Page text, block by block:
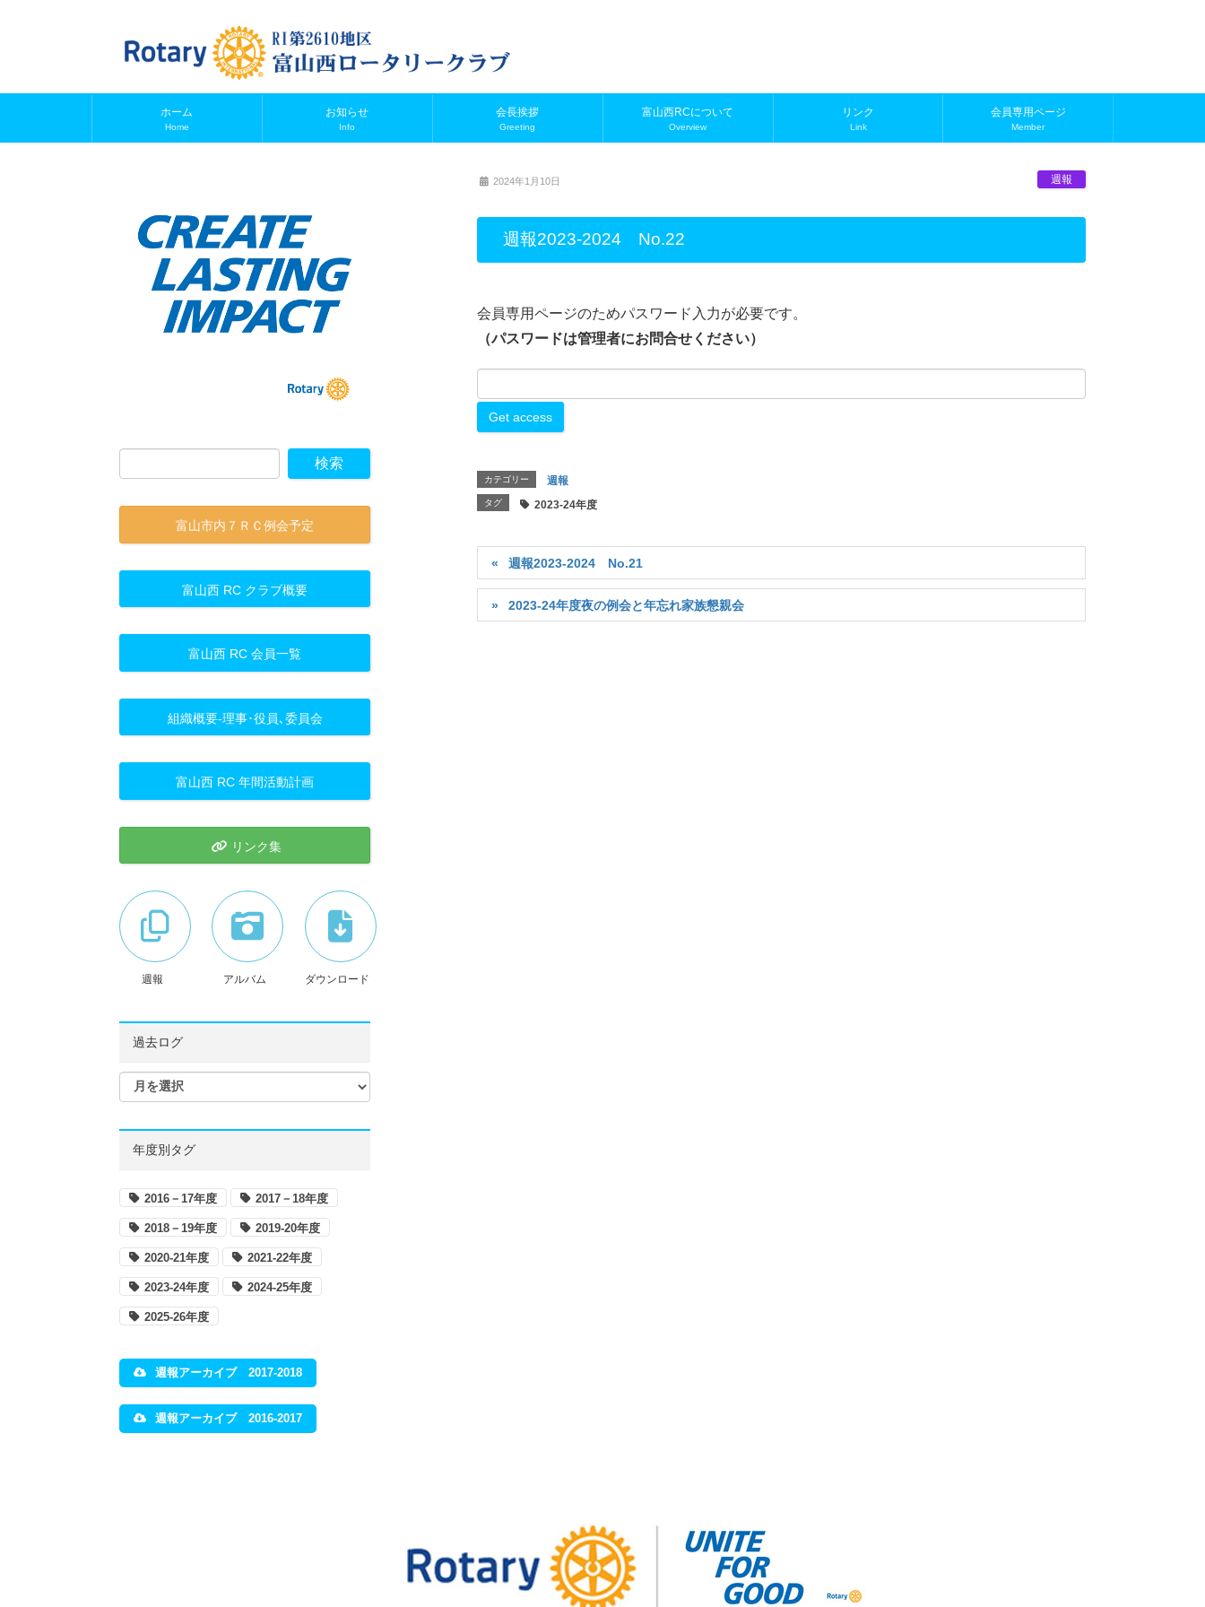
ホーム
Home
お知らせ
Info
会長挨拶
Greeting
富山西RCについて
Overview
リンク
Link
会員専用ページ
Member
2024年1月10日 週報
週報2023-2024 No.22
会員専用ページのためパスワード入力が必要です。
（パスワードは管理者にお問合せください）
カテゴリー 週報
タグ 2023-24年度
週報2023-2024 No.21
2023-24年度夜の例会と年忘れ家族懇親会
富山市内７ＲＣ例会予定
富山西 RC クラブ概要
富山西 RC 会員一覧
組織概要-理事･役員､委員会
富山西 RC 年間活動計画
リンク集
週報 アルバム ダウンロード
過去ログ
年度別タグ
2016－17年度 2017－18年度
2018－19年度 2019-20年度
2020-21年度 2021-22年度
2023-24年度 2024-25年度
2025-26年度
週報アーカイブ 2017-2018
週報アーカイブ 2016-2017